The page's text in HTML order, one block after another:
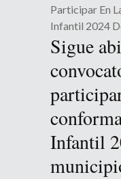
Participar En
Infantil 2024
Sigue
Infantil